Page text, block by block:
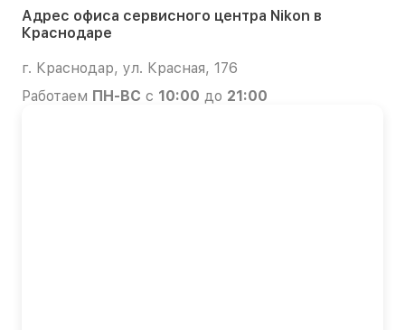
Адрес офиса сервисного центра Nikon в
Краснодаре
г. Краснодар, ул. Красная, 176
Работаем ПН-ВС с 10:00 до 21:00